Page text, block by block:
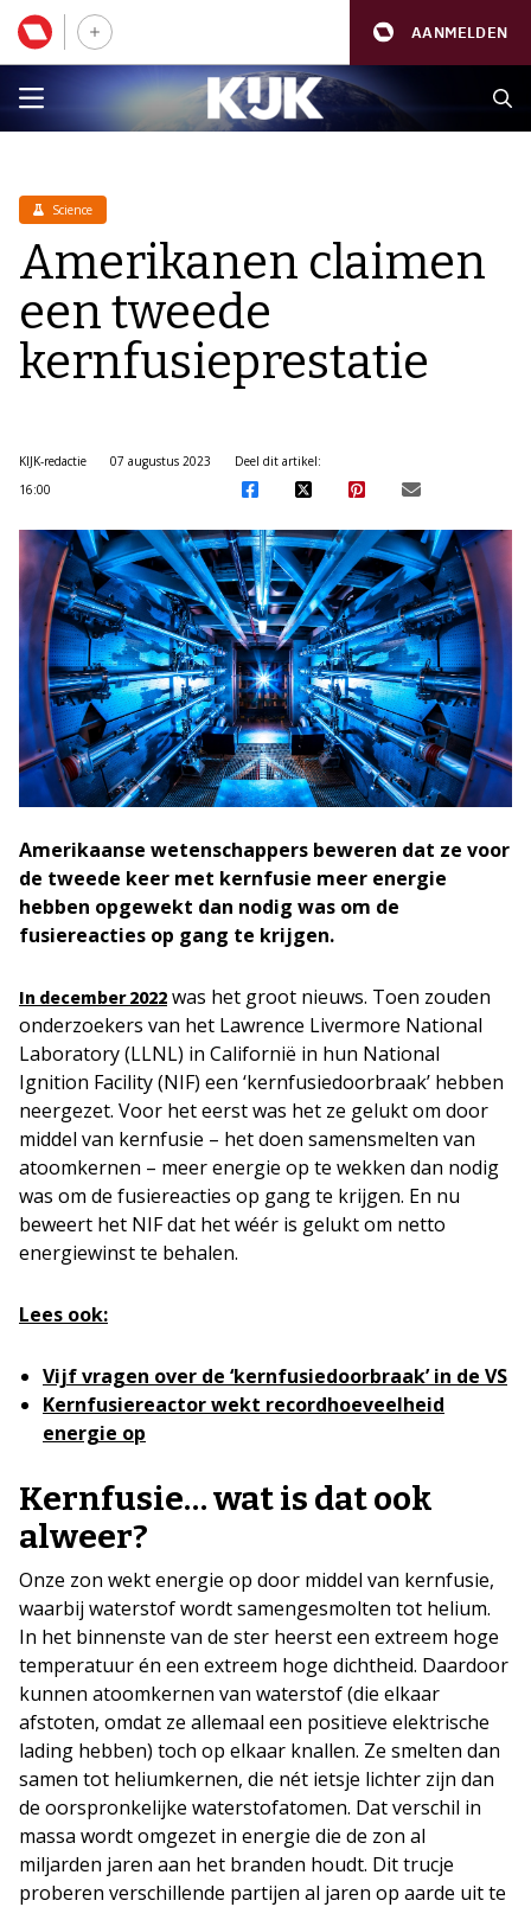
AANMELDEN
Science
Amerikanen claimen
een tweede
kernfusieprestatie
KIJK-redactie
07 augustus 2023
16:00
Deel dit artikel:
Amerikaanse wetenschappers beweren dat ze voor
de tweede keer met kernfusie meer energie
hebben opgewekt dan nodig was om de
fusiereacties op gang te krijgen.
In december 2022 was het groot nieuws. Toen zouden
onderzoekers van het Lawrence Livermore National
Laboratory (LLNL) in Californië in hun National
Ignition Facility (NIF) een ‘kernfusiedoorbraak’ hebben
neergezet. Voor het eerst was het ze gelukt om door
middel van kernfusie – het doen samensmelten van
atoomkernen – meer energie op te wekken dan nodig
was om de fusiereacties op gang te krijgen. En nu
beweert het NIF dat het wéér is gelukt om netto
energiewinst te behalen.
Lees ook:
Vijf vragen over de ‘kernfusiedoorbraak’ in de VS
Kernfusiereactor wekt recordhoeveelheid
energie op
Kernfusie… wat is dat ook
alweer?
Onze zon wekt energie op door middel van kernfusie,
waarbij waterstof wordt samengesmolten tot helium.
In het binnenste van de ster heerst een extreem hoge
temperatuur én een extreem hoge dichtheid. Daardoor
kunnen atoomkernen van waterstof (die elkaar
afstoten, omdat ze allemaal een positieve elektrische
lading hebben) toch op elkaar knallen. Ze smelten dan
samen tot heliumkernen, die nét ietsje lichter zijn dan
de oorspronkelijke waterstofatomen. Dat verschil in
massa wordt omgezet in energie die de zon al
miljarden jaren aan het branden houdt. Dit trucje
proberen verschillende partijen al jaren op aarde uit te